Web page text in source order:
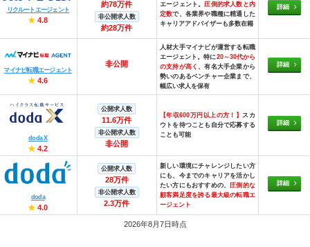
リクルートエージェント
★ 4.8
約78万件
非公開求人数
約28万件
エージェント。圧倒的求人数と内
定数で、各業界や職種に精通した
キャリアアドバイザーも多数在籍
詳細
マイナビ転職エージェント
★ 4.6
非公開
人材大手マイナビが運営する転職
エージェント。特に20～30代から
の支持が高く 、有名大手企業から
勢いのあるベンチャー企業まで、
幅広い求人を保有
詳細
doda X
★ 4.2
公開求人数
11.6万件
非公開求人数
非公開
【年収600万円以上の方！】スカ
ウトを待つことも自分で応募する
ことも可能
詳細
doda
★ 4.0
公開求人数
28万件
非公開求人数
2.3万件
新しい環境にチャレンジしたい方
にも、今までのキャリアを活かし
たい方にもおすすめの、圧倒的な
顧客満足度を誇る最大級の転職エ
ージェント
詳細
2026年8月7日時点